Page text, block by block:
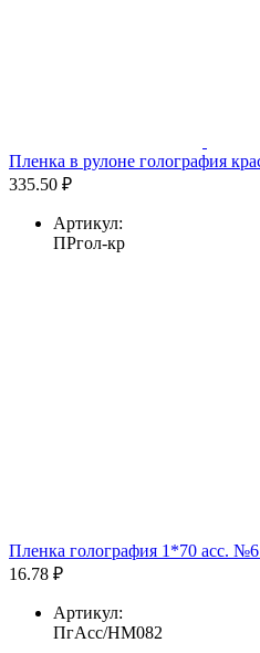
Пленка в рулоне голография
335.50 ₽
Артикул:
ПРгол-кр
Пленка голография 1*70 асс.
16.78 ₽
Артикул:
ПгАсс/HM082